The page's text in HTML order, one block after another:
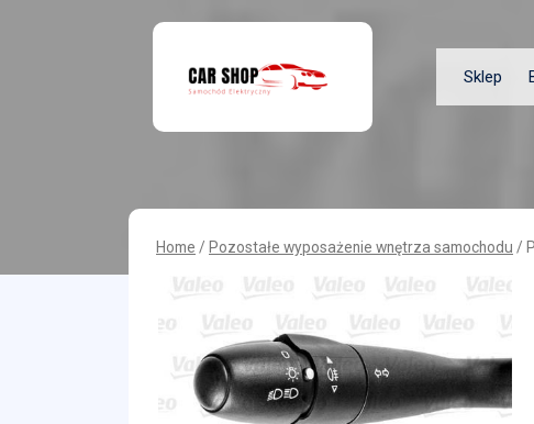
Sklep
Home / Pozostałe wyposażenie wnętrza samochodu /